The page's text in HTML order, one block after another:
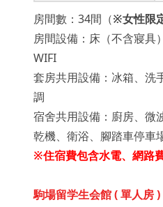
房間數：34間（※女性限
房間設備：床（不含寢具
WIFI
套房共用設備：冰箱、洗
調
宿舍共用設備：廚房、微
乾機、衛浴、腳踏車停車
※住宿費包含水電、網路費
駒場留学生会館 ( 單人房 )